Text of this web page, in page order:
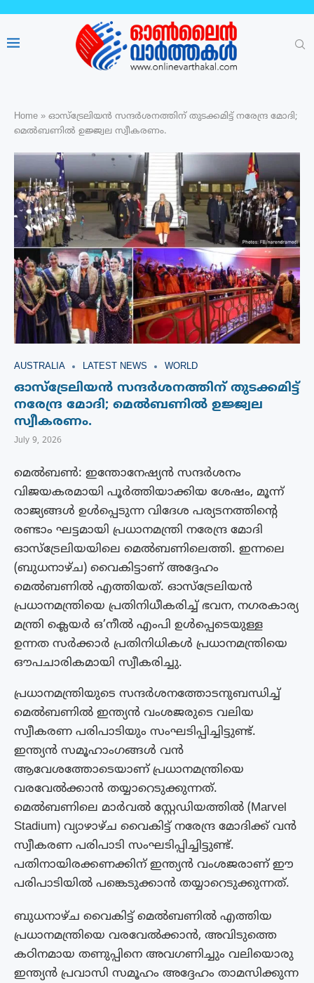
Home » ഓസ്‌ട്രേലിയന്‍ സന്ദര്‍ശനത്തിന് തുടക്കമിട്ട് നരേന്ദ്ര മോദി;
മെല്‍ബണില്‍ ഉജ്ജ്വല സ്വീകരണം.
AUSTRALIA LATEST NEWS WORLD
ഓസ്‌ട്രേലിയന്‍ സന്ദര്‍ശനത്തിന് തുടക്കമിട്ട്
നരേന്ദ്ര മോദി; മെല്‍ബണില്‍ ഉജ്ജ്വല
സ്വീകരണം.
July 9, 2026
മെൽബൺ: ഇന്തോനേഷ്യൻ സന്ദർശനം
വിജയകരമായി പൂർത്തിയാക്കിയ ശേഷം, മൂന്ന്
രാജ്യങ്ങൾ ഉൾപ്പെടുന്ന വിദേശ പര്യടനത്തിന്റെ
രണ്ടാം ഘട്ടമായി പ്രധാനമന്ത്രി നരേന്ദ്ര മോദി
ഓസ്‌ട്രേലിയയിലെ മെൽബണിലെത്തി. ഇന്നലെ
(ബുധനാഴ്ച) വൈകിട്ടാണ് അദ്ദേഹം
മെൽബണിൽ എത്തിയത്. ഓസ്‌ട്രേലിയന്‍
പ്രധാനമന്ത്രിയെ പ്രതിനിധീകരിച്ച് ഭവന, നഗരകാര്യ
മന്ത്രി ക്ലെയര്‍ ഒ’നീല്‍ എംപി ഉള്‍പ്പെടെയുള്ള
ഉന്നത സര്‍ക്കാര്‍ പ്രതിനിധികള്‍ പ്രധാനമന്ത്രിയെ
ഔപചാരികമായി സ്വീകരിച്ചു.
പ്രധാനമന്ത്രിയുടെ സന്ദർശനത്തോടനുബന്ധിച്ച്
മെൽബണിൽ ഇന്ത്യൻ വംശജരുടെ വലിയ
സ്വീകരണ പരിപാടിയും സംഘടിപ്പിച്ചിട്ടുണ്ട്.
ഇന്ത്യൻ സമൂഹാംഗങ്ങൾ വൻ
ആവേശത്തോടെയാണ് പ്രധാനമന്ത്രിയെ
വരവേൽക്കാൻ തയ്യാറെടുക്കുന്നത്.
മെൽബണിലെ മാർവൽ സ്റ്റേഡിയത്തിൽ (Marvel
Stadium) വ്യാഴാഴ്ച വൈകിട്ട് നരേന്ദ്ര മോദിക്ക് വൻ
സ്വീകരണ പരിപാടി സംഘടിപ്പിച്ചിട്ടുണ്ട്.
പതിനായിരക്കണക്കിന് ഇന്ത്യൻ വംശജരാണ് ഈ
പരിപാടിയിൽ പങ്കെടുക്കാൻ തയ്യാറെടുക്കുന്നത്.
ബുധനാഴ്ച വൈകിട്ട് മെൽബണിൽ എത്തിയ
പ്രധാനമന്ത്രിയെ വരവേൽക്കാൻ, അവിടുത്തെ
കഠിനമായ തണുപ്പിനെ അവഗണിച്ചും വലിയൊരു
ഇന്ത്യൻ പ്രവാസി സമൂഹം അദ്ദേഹം താമസിക്കുന്ന